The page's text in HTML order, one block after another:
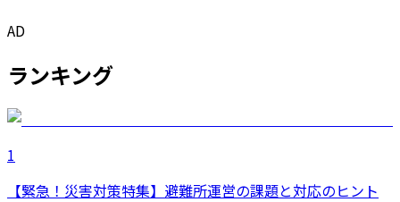
AD
ランキング
1
【緊急！災害対策特集】避難所運営の課題と対応のヒント